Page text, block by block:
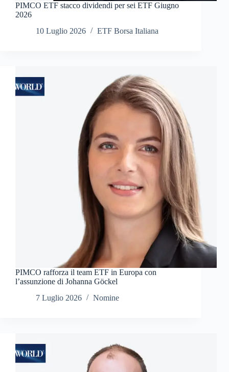
PIMCO ETF stacco dividendi per sei ETF Giugno
2026
10 Luglio 2026
ETF Borsa Italiana
PIMCO rafforza il team ETF in Europa con
l’assunzione di Johanna Göckel
7 Luglio 2026
Nomine